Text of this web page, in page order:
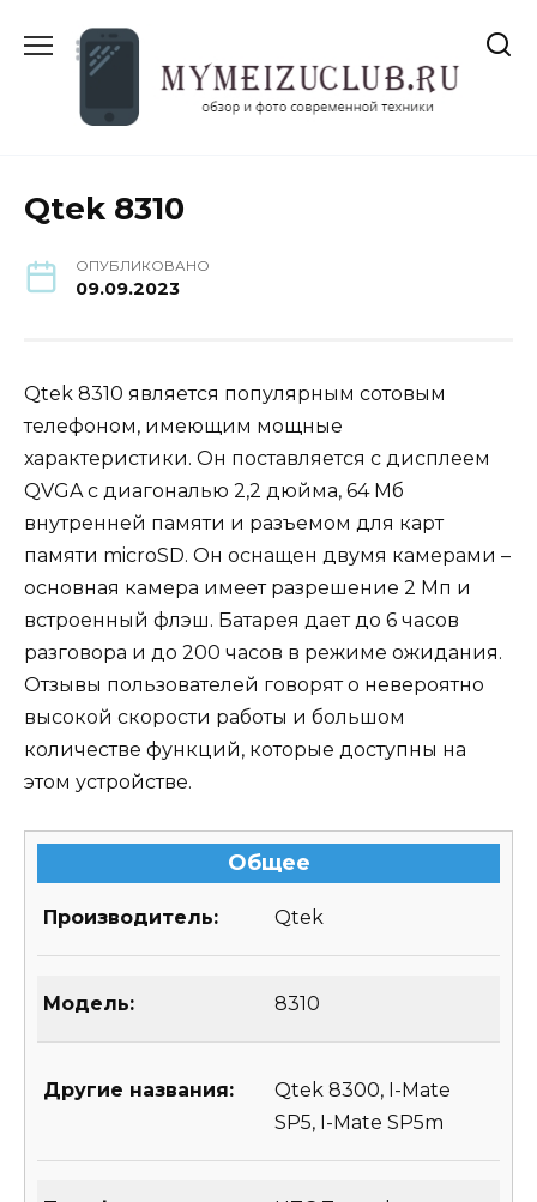
содержанию
Qtek 8310
ОПУБЛИКОВАНО
09.09.2023
Qtek 8310 является популярным сотовым
телефоном, имеющим мощные
характеристики. Он поставляется с дисплеем
QVGA с диагональю 2,2 дюйма, 64 Мб
внутренней памяти и разъемом для карт
памяти microSD. Он оснащен двумя камерами –
основная камера имеет разрешение 2 Мп и
встроенный флэш. Батарея дает до 6 часов
разговора и до 200 часов в режиме ожидания.
Отзывы пользователей говорят о невероятно
высокой скорости работы и большом
количестве функций, которые доступны на
этом устройстве.
Общее
Производитель: Qtek
Модель: 8310
Другие названия:
Qtek 8300, I-Mate
SP5, I-Mate SP5m